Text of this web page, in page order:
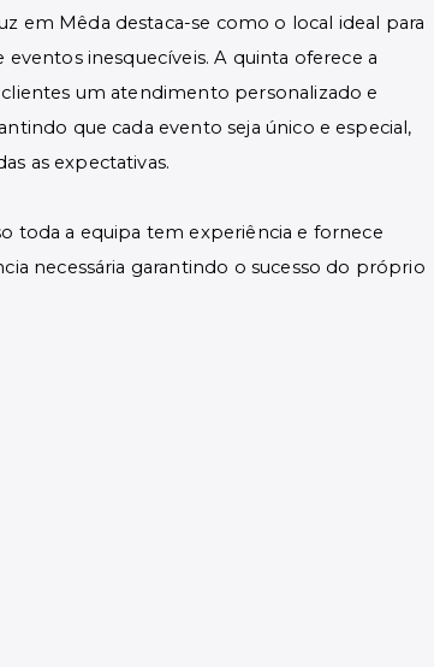
em Mêda destaca-se como o local ideal para
eventos inesquecíveis. A quinta oferece a
um atendimento personalizado e
que cada evento seja único e especial,
as expectativas.
toda a equipa tem experiência e fornece
necessária garantindo o sucesso do próprio